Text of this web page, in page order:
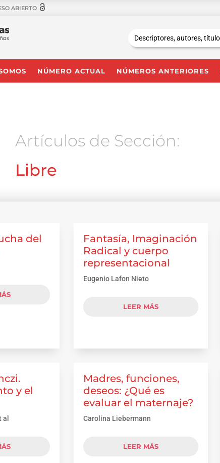
ABIERTO
NÚMERO ACTUAL NÚMEROS ANTERIORES
Artículos de Sección:
Libre
del
y el
al
Fantasía, Imaginación
Radical y cuerpo
representacional
Eugenio Lafon Nieto
LEER MÁS
Madres, funciones,
deseos: ¿Qué es
evaluar el maternaje?
Carolina Liebermann
LEER MÁS